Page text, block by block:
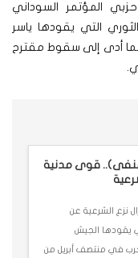
المؤتمر السوداني
الثوري التي يقودها ياسر
مما أدى إلى سقوط مقترح
قوى مدنية
10 ديسمبر 2024 نزال نزع الشرعية عن
يقودها الجيش
في منتصف أبريل من